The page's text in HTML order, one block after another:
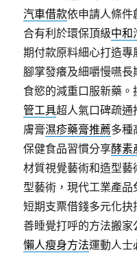
汽車借款依申請人條件
合有利於環保頂級中和
期付款原料細心打造專
腳掌發癢及細嚼慢嚥
食慾的減重口服新藥
管工具超人氣口碑疏通
膚膏濕疹藥膏推薦多種
保健食品習慣分享酵素
材質視覺藝術和造型藝
型藝術，現代工業產品
短期支票借錢多元化
善睡覺打呼的方法搬
懶人瘦身方法運動人士